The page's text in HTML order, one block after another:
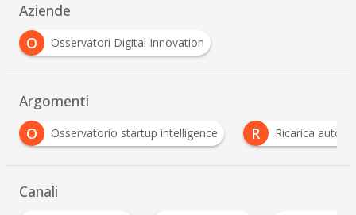
Aziende
O
Osservatori Digital Innovation
Argomenti
R Ricarica auto elettrica R ricarica batterie
Canali